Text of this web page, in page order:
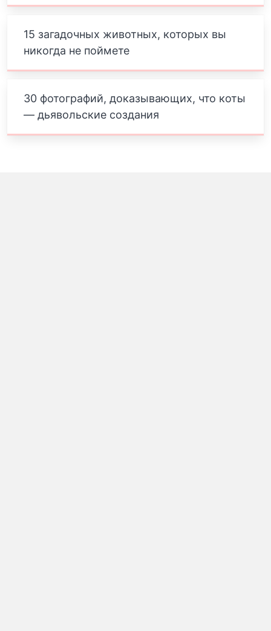
15 загадочных животных, которых вы
никогда не поймете
30 фотографий, доказывающих, что коты
— дьявольские создания